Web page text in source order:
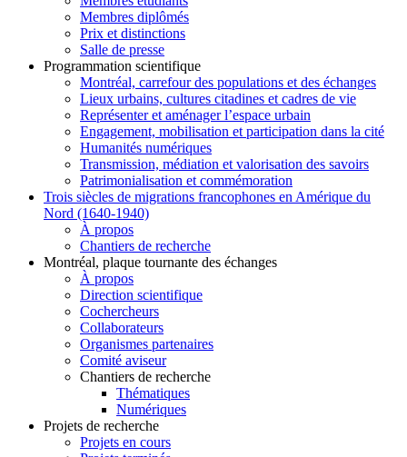
Membres diplômés
Prix et distinctions
Salle de presse
Programmation scientifique
Montréal, carrefour des populations et des échanges
Lieux urbains, cultures citadines et cadres de vie
Représenter et aménager l’espace urbain
Engagement, mobilisation et participation dans la cité
Humanités numériques
Transmission, médiation et valorisation des savoirs
Patrimonialisation et commémoration
Trois siècles de migrations francophones en Amérique du
Nord (1640-1940)
À propos
Chantiers de recherche
Montréal, plaque tournante des échanges
À propos
Direction scientifique
Cochercheurs
Collaborateurs
Organismes partenaires
Comité aviseur
Chantiers de recherche
Thématiques
Numériques
Projets de recherche
Projets en cours